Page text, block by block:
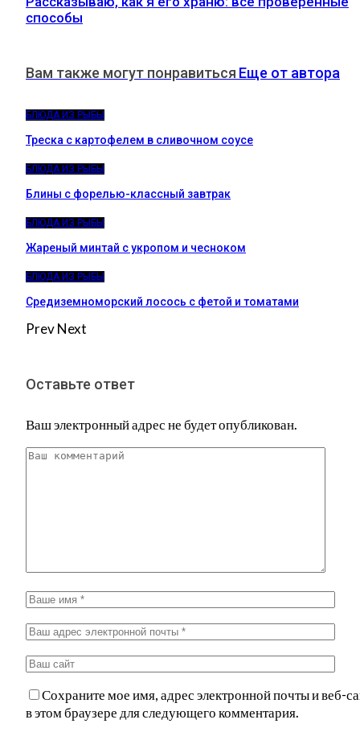
способы
Вам также могут понравиться Еще от автора
БЛЮДА ИЗ РЫБЫ
Треска с картофелем в сливочном соусе
БЛЮДА ИЗ РЫБЫ
Блины с форелью-классный завтрак
БЛЮДА ИЗ РЫБЫ
Жареный минтай с укропом и чесноком
БЛЮДА ИЗ РЫБЫ
Средиземноморский лосось с фетой и томатами
PrevNext
Оставьте ответ
Ваш электронный адрес не будет опубликован.
Сохраните мое имя, адрес электронной почты и веб-
в этом браузере для следующего комментария.